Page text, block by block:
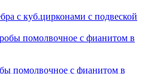
с куб.цирконами с подвеской
помолвочное с фианитом в